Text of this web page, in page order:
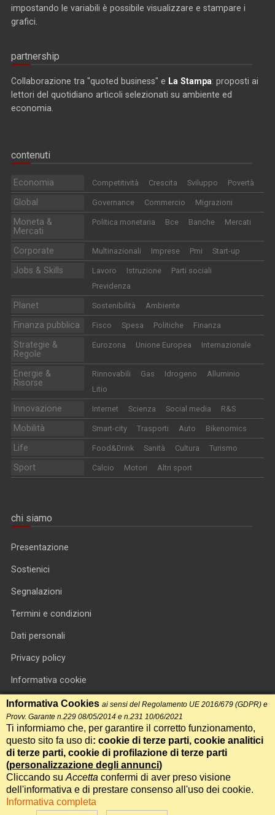
impostando le variabili è possibile visualizzare e stampare i
grafici.
partnership
Collaborazione tra "quoted business" e La Stampa: proposti ai
lettori del quotidiano articoli selezionati su ambiente ed
economia.
contenuti
Economia Competitività Crescita Sviluppo Povertà
Global Governance Commercio Migrazioni
Moneta &
Mercati
Politica monetaria Bce Banche Mercati
Corporate Multinazionali Imprese Pmi Start-up
Jobs & Skills Lavoro Istruzione
Parti sociali
Previdenza
Planet Sostenibilità Ambiente
Finanza pubblica Fisco Spesa Politiche Finanza
Strategie &
Regole
Eurozona Unione Europea Internazionale
Energie &
Risorse
Rinnovabili Gas Idrogeno
Alluminio
Litio
Innovazione Internet Scienza Social media R&S
Mobilità Smart-city Trasporti Auto Bikenomics
Life Food&Drink Sanità Cultura Turismo
Sport Calcio Motori Altri sport
chi siamo
Presentazione
Sostienici
Segnalazioni
Termini e condizioni
Dati personali
Privacy policy
Informativa cookie
RSS feed
RSS Top News
Contatti
International Communication S.r.l. • P.IVA 14478081004 • Testata
giornalistica n.191, reg. Tribunale di Roma del 14/12/2017
Informativa Cookies ai sensi del Regolamento UE 2016/679 (GDPR) e
Provv. Garante n.229 08/05/2014 e n.231 10/06/2021
Ti informiamo che, per garantire il corretto funzionamento,
questo sito fa uso di: cookie di terze parti, cookie analitici
di terze parti, cookie di profilazione di terze parti
(personalizzazione degli annunci)
Cliccando su Accetta confermi di aver preso visione
dell'informativa e di prestare consenso all'uso dei cookie.
Informativa completa